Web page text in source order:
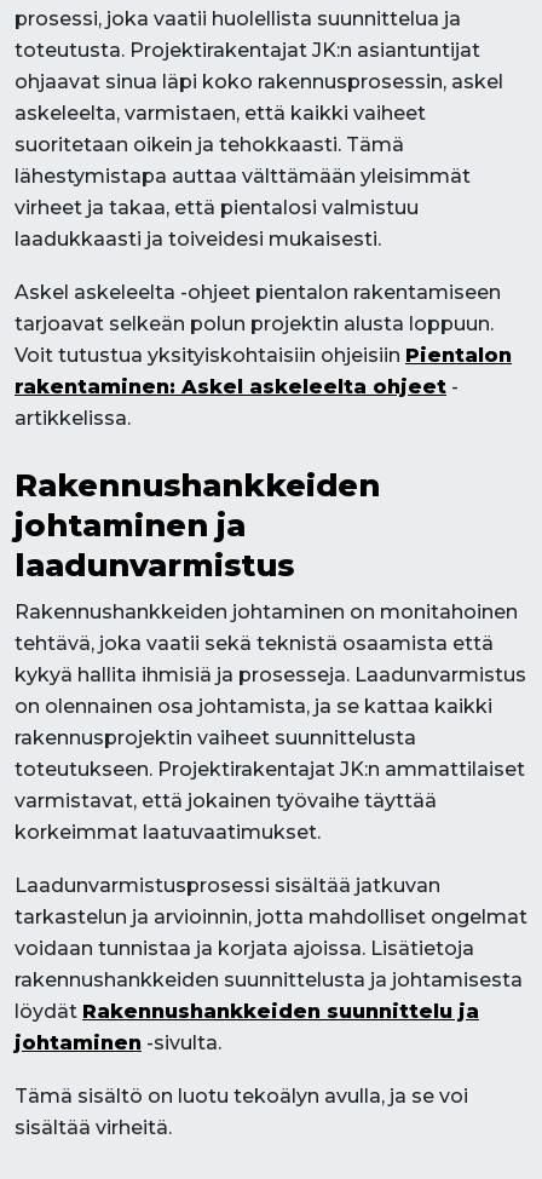
prosessi, joka vaatii huolellista suunnittelua ja
toteutusta. Projektirakentajat JK:n asiantuntijat
ohjaavat sinua läpi koko rakennusprosessin, askel
askeleelta, varmistaen, että kaikki vaiheet
suoritetaan oikein ja tehokkaasti. Tämä
lähestymistapa auttaa välttämään yleisimmät
virheet ja takaa, että pientalosi valmistuu
laadukkaasti ja toiveidesi mukaisesti.
Askel askeleelta -ohjeet pientalon rakentamiseen
tarjoavat selkeän polun projektin alusta loppuun.
Voit tutustua yksityiskohtaisiin ohjeisiin Pientalon
rakentaminen: Askel askeleelta ohjeet -
artikkelissa.
Rakennushankkeiden
johtaminen ja
laadunvarmistus
Rakennushankkeiden johtaminen on monitahoinen
tehtävä, joka vaatii sekä teknistä osaamista että
kykyä hallita ihmisiä ja prosesseja. Laadunvarmistus
on olennainen osa johtamista, ja se kattaa kaikki
rakennusprojektin vaiheet suunnittelusta
toteutukseen. Projektirakentajat JK:n ammattilaiset
varmistavat, että jokainen työvaihe täyttää
korkeimmat laatuvaatimukset.
Laadunvarmistusprosessi sisältää jatkuvan
tarkastelun ja arvioinnin, jotta mahdolliset ongelmat
voidaan tunnistaa ja korjata ajoissa. Lisätietoja
rakennushankkeiden suunnittelusta ja johtamisesta
löydät Rakennushankkeiden suunnittelu ja
johtaminen -sivulta.
Tämä sisältö on luotu tekoälyn avulla, ja se voi
sisältää virheitä.